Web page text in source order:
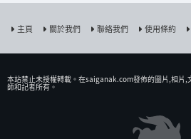
主頁 關於我們 聯絡我們 使用條約
本站禁止未授權𨍭載。在saiganak.com發佈的圖片,相片
師和記者所有。